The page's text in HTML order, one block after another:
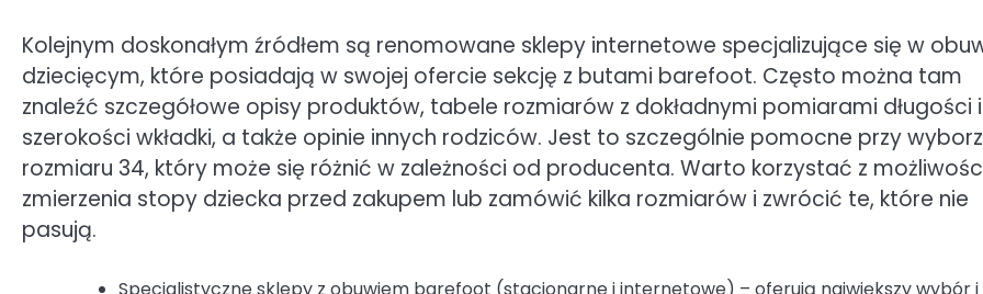
Kolejnym doskonałym źródłem są renomowane sklepy internetowe specjalizujące się w
dziecięcym, które posiadają w swojej ofercie sekcję z butami barefoot. Często można tam
znaleźć szczegółowe opisy produktów, tabele rozmiarów z dokładnymi pomiarami długości i
szerokości wkładki, a także opinie innych rodziców. Jest to szczególnie pomocne przy
rozmiaru 34, który może się różnić w zależności od producenta. Warto korzystać z
zmierzenia stopy dziecka przed zakupem lub zamówić kilka rozmiarów i zwrócić te, które nie
pasują.